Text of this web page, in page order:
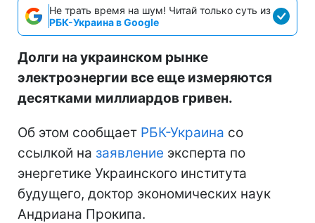
Не трать время на шум! Читай только суть из
РБК-Украина в Google
Долги на украинском рынке
электроэнергии все еще измеряются
десятками миллиардов гривен.
Об этом сообщает РБК-Украина со
ссылкой на заявление эксперта по
энергетике Украинского института
будущего, доктор экономических наук
Андриана Прокипа.